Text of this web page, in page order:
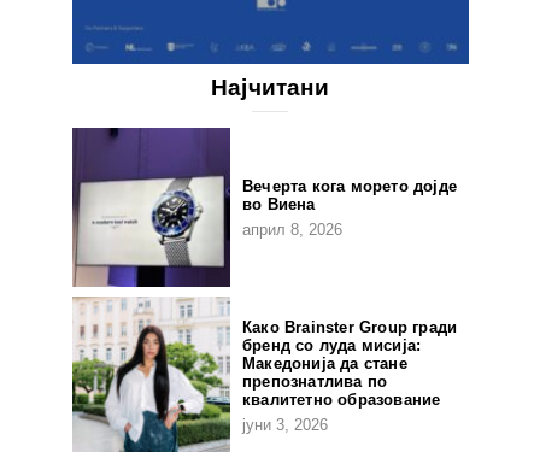
Најчитани
Вечерта кога морето дојде
во Виена
април 8, 2026
Како Brainster Group гради
бренд со луда мисија:
Македонија да стане
препознатлива по
квалитетно образование
јуни 3, 2026